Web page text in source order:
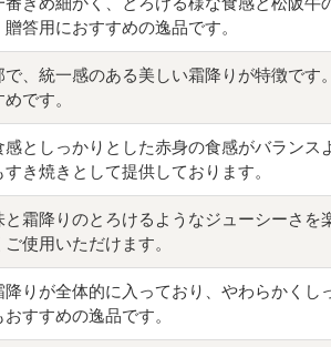
答用におすすめの逸品です。
で、統一感のある美しい霜降りが特徴です
です。
感としっかりとした赤身の食感がバランス
き焼きとして提供しております。
霜降りのとろけるようなジューシーさを
使用いただけます。
りが全体的に入っており、やわらかくし
すすめの逸品です。